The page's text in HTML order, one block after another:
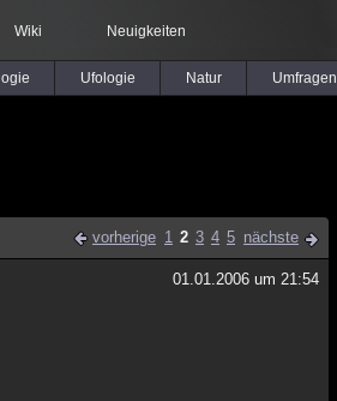
Wiki Neuigkeiten
Ufologie Natur Umfragen
vorherige 1 2 3 4 5 nächste
01.01.2006 um 21:54